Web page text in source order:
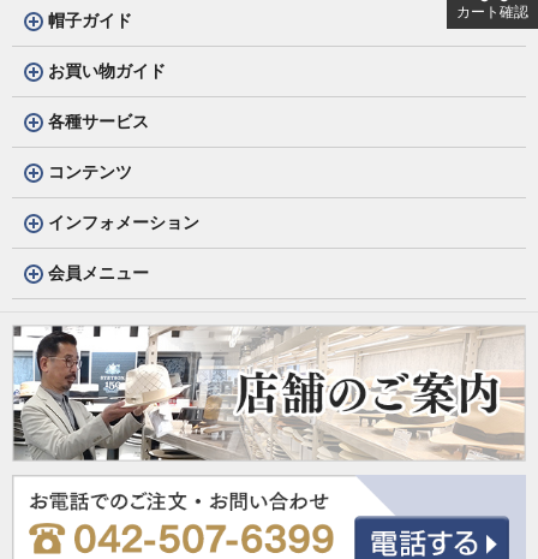
帽子ガイド
お買い物ガイド
各種サービス
コンテンツ
インフォメーション
会員メニュー
カート確認